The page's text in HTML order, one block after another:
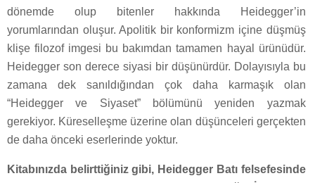
dönemde olup bitenler hakkında Heidegger’in
yorumlarından oluşur. Apolitik bir konformizm içine düşmüş
klişe filozof imgesi bu bakımdan tamamen hayal ürünüdür.
Heidegger son derece siyasi bir düşünürdür. Dolayısıyla bu
zamana dek sanıldığından çok daha karmaşık olan
“Heidegger ve Siyaset” bölümünü yeniden yazmak
gerekiyor. Küreselleşme üzerine olan düşünceleri gerçekten
de daha önceki eserlerinde yoktur.
Kitabınızda belirttiğiniz gibi, Heidegger Batı felsefesinde